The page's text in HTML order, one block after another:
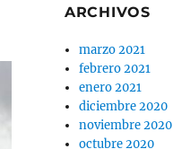
ARCHIVOS
marzo 2021
febrero 2021
enero 2021
diciembre 2020
noviembre 2020
octubre 2020